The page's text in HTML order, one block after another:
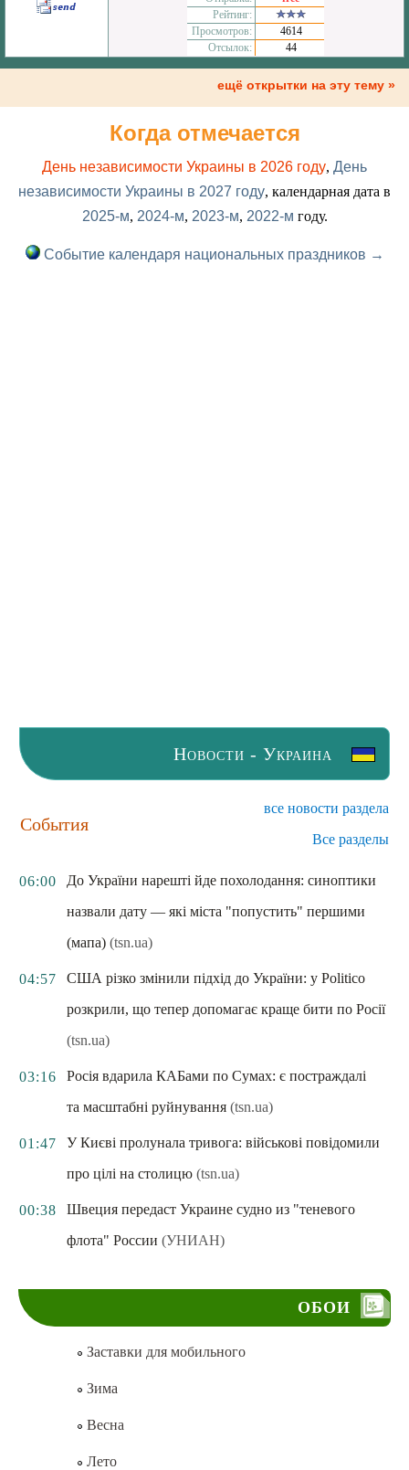
Рейтинг:
Просмотров:
4614
Отсылок:
44
ещё открытки на эту тему »
Когда отмечается
День независимости Украины в 2026 году, День
независимости Украины в 2027 году, календарная дата в
2025-м, 2024-м, 2023-м, 2022-м году.
Событие календаря национальных праздников →
Новости - Украина
События
все новости раздела
Все разделы
06:00
До України нарешті йде похолодання: синоптики
назвали дату — які міста "попустить" першими
(мапа) (tsn.ua)
04:57
США різко змінили підхід до України: у Politico
розкрили, що тепер допомагає краще бити по Росії
(tsn.ua)
03:16
Росія вдарила КАБами по Сумах: є постраждалі
та масштабні руйнування (tsn.ua)
01:47
У Києві пролунала тривога: військові повідомили
про цілі на столицю (tsn.ua)
00:38
Швеция передаст Украине судно из "теневого
флота" России (УНИАН)
ОБОИ
Заставки для мобильного
Зима
Весна
Лето